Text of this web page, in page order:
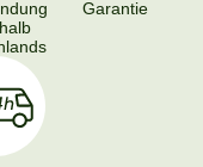
Garantie